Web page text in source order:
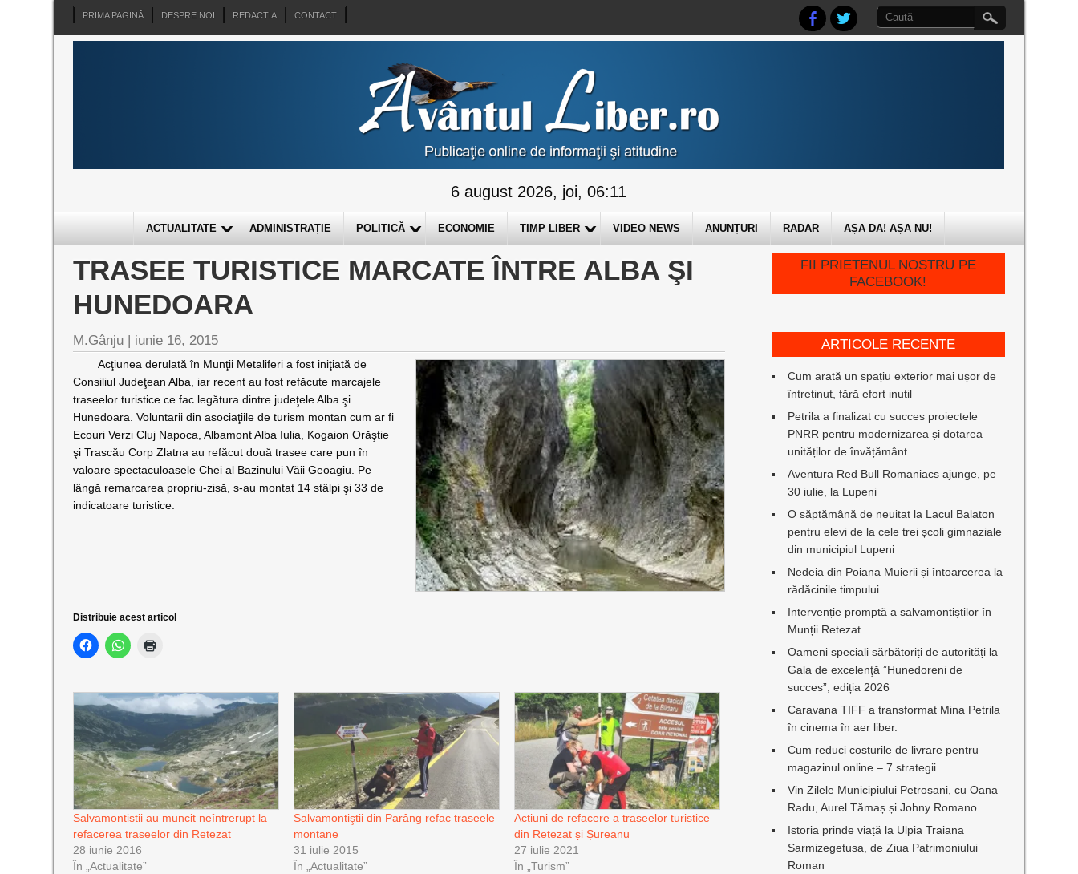
PRIMA PAGINĂ DESPRE NOI REDACTIA CONTACT
6 august 2026, joi, 06:11
ACTUALITATE ADMINISTRAȚIE POLITICĂ ECONOMIE TIMP LIBER VIDEO NEWS ANUNȚURI RADAR AȘA DA! AȘA NU!
TRASEE TURISTICE MARCATE ÎNTRE ALBA ŞI
HUNEDOARA
M.Gânju | iunie 16, 2015
Acţiunea derulată în Munţii Metaliferi a fost iniţiată de
Consiliul Judeţean Alba, iar recent au fost refăcute marcajele
traseelor turistice ce fac legătura dintre judeţele Alba şi
Hunedoara. Voluntarii din asociaţiile de turism montan cum ar fi
Ecouri Verzi Cluj Napoca, Albamont Alba Iulia, Kogaion Orăştie
şi Trascău Corp Zlatna au refăcut două trasee care pun în
valoare spectaculoasele Chei al Bazinului Văii Geoagiu. Pe
lângă remarcarea propriu-zisă, s-au montat 14 stâlpi şi 33 de
indicatoare turistice.
Distribuie acest articol
Salvamontiștii au muncit neîntrerupt la
refacerea traseelor din Retezat
28 iunie 2016
În „Actualitate”
Salvamontiştii din Parâng refac traseele
montane
31 iulie 2015
În „Actualitate”
Acțiuni de refacere a traseelor turistice
din Retezat și Șureanu
27 iulie 2021
În „Turism”
FII PRIETENUL NOSTRU PE
FACEBOOK!
ARTICOLE RECENTE
Cum arată un spațiu exterior mai ușor de
întreținut, fără efort inutil
Petrila a finalizat cu succes proiectele
PNRR pentru modernizarea și dotarea
unităților de învățământ
Aventura Red Bull Romaniacs ajunge, pe
30 iulie, la Lupeni
O săptămână de neuitat la Lacul Balaton
pentru elevi de la cele trei școli gimnaziale
din municipiul Lupeni
Nedeia din Poiana Muierii și întoarcerea la
rădăcinile timpului
Intervenție promptă a salvamontiștilor în
Munții Retezat
Oameni speciali sărbătoriți de autorități la
Gala de excelenţă ”Hunedoreni de
succes”, ediția 2026
Caravana TIFF a transformat Mina Petrila
în cinema în aer liber.
Cum reduci costurile de livrare pentru
magazinul online – 7 strategii
Vin Zilele Municipiului Petroșani, cu Oana
Radu, Aurel Tămaș și Johny Romano
Istoria prinde viață la Ulpia Traiana
Sarmizegetusa, de Ziua Patrimoniului
Roman